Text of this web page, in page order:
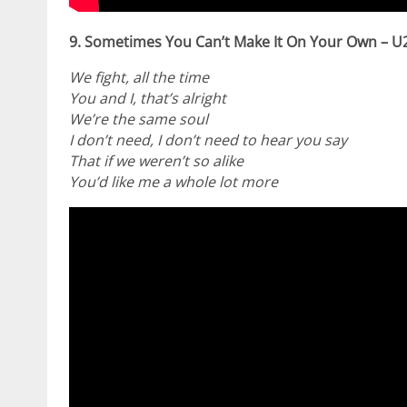
9. Sometimes You Can’t Make It On Your Own –
We fight, all the time
You and I, that’s alright
We’re the same soul
I don’t need, I don’t need to hear you say
That if we weren’t so alike
You’d like me a whole lot more